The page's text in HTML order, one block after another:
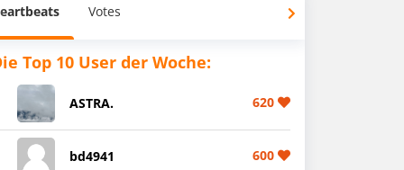
Votes
Top 10 User der Woche:
ASTRA. 620
bd4941 600